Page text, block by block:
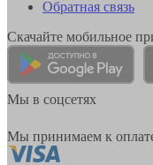
Обратная связь
Скачайте мобильное
Мы в соцсетях
Мы принимаем к